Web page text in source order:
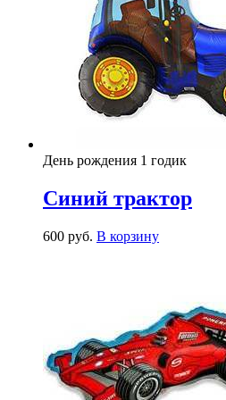
День рождения 1 годик
Синий трактор
600 руб. В корзину